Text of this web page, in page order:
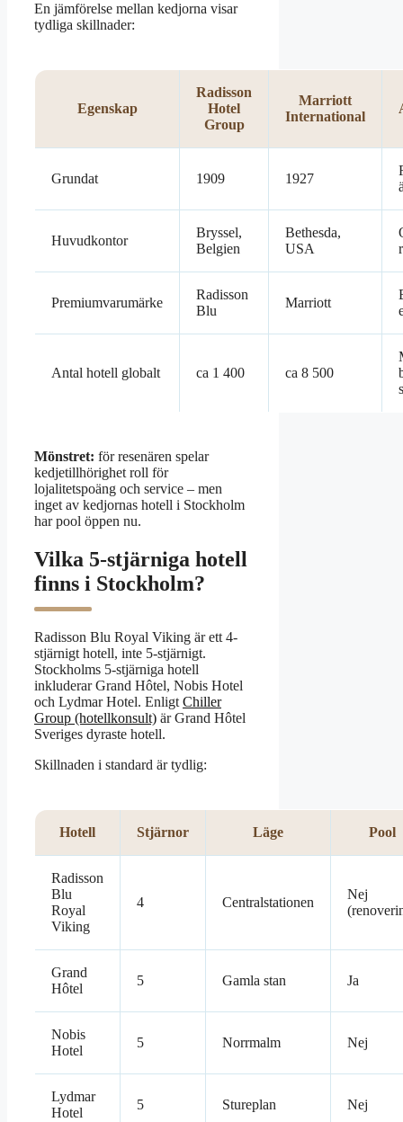
En jämförelse mellan kedjorna visar
tydliga skillnader:
Egenskap
Radisson
Hotel
Group
Marriott
International
Grundat 1909 1927
Huvudkontor
Bryssel,
Belgien
Bethesda,
USA
Premiumvarumärke
Radisson
Blu
Marriott
Antal hotell globalt ca 1 400 ca 8 500
Mönstret: för resenären spelar
kedjetillhörighet roll för
lojalitetspoäng och service – men
inget av kedjornas hotell i Stockholm
har pool öppen nu.
Vilka 5-stjärniga hotell
finns i Stockholm?
Radisson Blu Royal Viking är ett 4-
stjärnigt hotell, inte 5-stjärnigt.
Stockholms 5-stjärniga hotell
inkluderar Grand Hôtel, Nobis Hotel
och Lydmar Hotel. Enligt Chiller
Group (hotellkonsult) är Grand Hôtel
Sveriges dyraste hotell.
Skillnaden i standard är tydlig:
Hotell Stjärnor Läge Pool
Radisson
Blu
Royal
Viking
4 Centralstationen
Nej
Grand
Hôtel
5 Gamla stan Ja
Nobis
Hotel
5 Norrmalm Nej
Lydmar
Hotel
5 Stureplan Nej